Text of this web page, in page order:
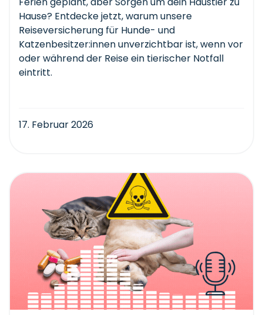
Hause? Entdecke jetzt, warum unsere
Reiseversicherung für Hunde- und
Katzenbesitzer:innen unverzichtbar ist, wenn vor
oder während der Reise ein tierischer Notfall
eintritt.
17. Februar 2026